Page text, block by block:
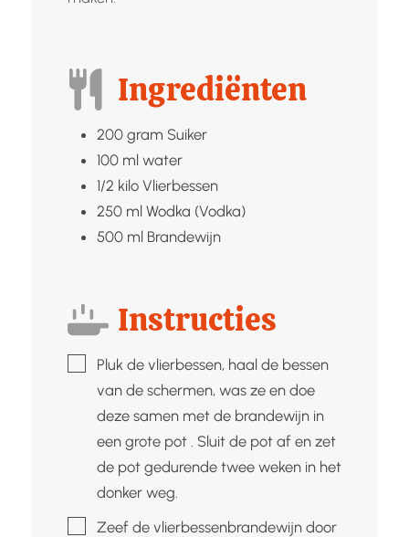
Ingrediënten
200 gram Suiker
100 ml water
1/2 kilo Vlierbessen
250 ml Wodka (Vodka)
500 ml Brandewijn
Instructies
▢Pluk de vlierbessen, haal de bessen
van de schermen, was ze en doe
deze samen met de brandewijn in
een grote pot . Sluit de pot af en zet
de pot gedurende twee weken in het
donker weg.
▢
Zeef de vlierbessenbrandewijn door